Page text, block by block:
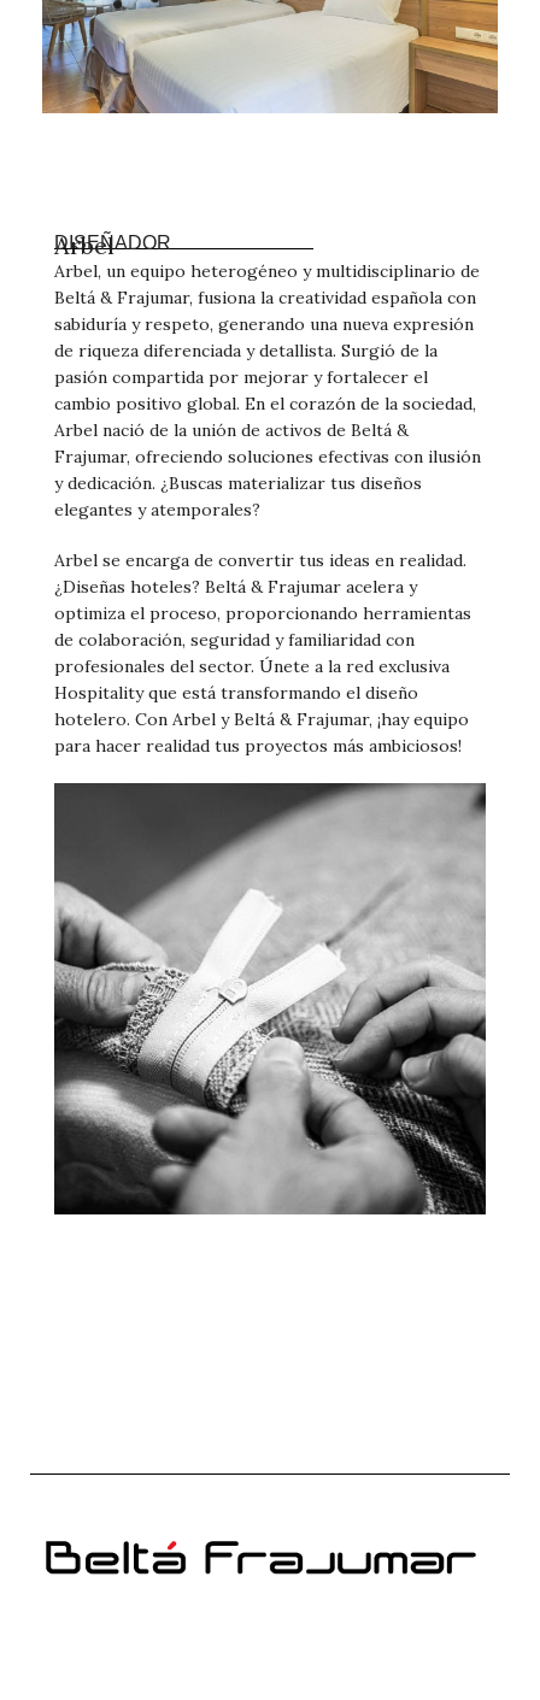
Arbel
DISEÑADOR
Arbel, un equipo heterogéneo y multidisciplinario de
Beltá & Frajumar, fusiona la creatividad española con
sabiduría y respeto, generando una nueva expresión
de riqueza diferenciada y detallista. Surgió de la
pasión compartida por mejorar y fortalecer el
cambio positivo global. En el corazón de la sociedad,
Arbel nació de la unión de activos de Beltá &
Frajumar, ofreciendo soluciones efectivas con ilusión
y dedicación. ¿Buscas materializar tus diseños
elegantes y atemporales?
Arbel se encarga de convertir tus ideas en realidad.
¿Diseñas hoteles? Beltá & Frajumar acelera y
optimiza el proceso, proporcionando herramientas
de colaboración, seguridad y familiaridad con
profesionales del sector. Únete a la red exclusiva
Hospitality que está transformando el diseño
hotelero. Con Arbel y Beltá & Frajumar, ¡hay equipo
para hacer realidad tus proyectos más ambiciosos!